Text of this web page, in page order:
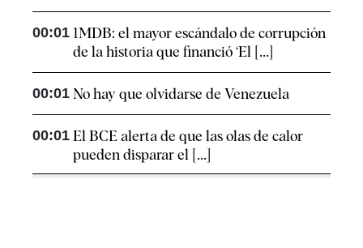
00:01 1MDB: el mayor escándalo de corrupción
de la historia que financió ‘El [...]
00:01 No hay que olvidarse de Venezuela
00:01 El BCE alerta de que las olas de calor
pueden disparar el [...]